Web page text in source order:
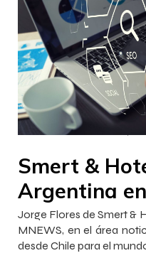
Francisca InnovaJob 17
Smert &
Argentina
Jorge Flores de Smert &
MNEWS, en el área
desde Chile para el